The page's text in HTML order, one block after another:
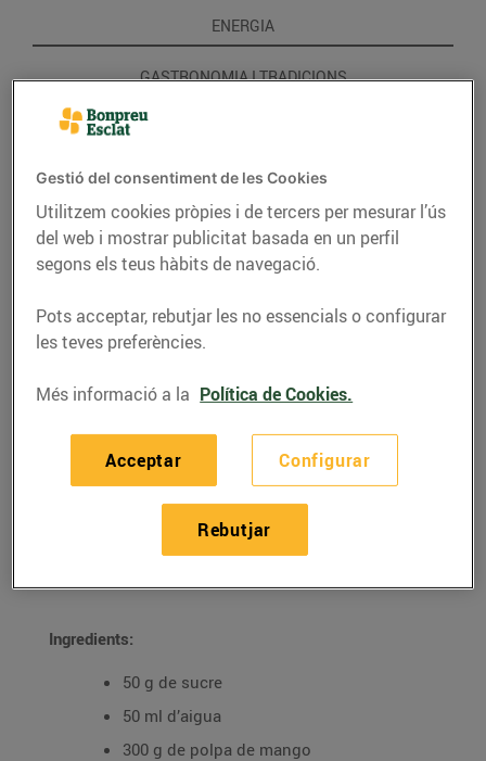
ENERGIA
GASTRONOMIA I TRADICIONS
RECEPTES
Polos de mango i
Ingredients:
50 g de sucre
50 ml d’aigua
300 g de polpa de mango
Gestió del consentiment de les Cookies
Utilitzem cookies pròpies i de tercers per mesurar l’ús
del web i mostrar publicitat basada en un perfil
segons els teus hàbits de navegació.
Pots acceptar, rebutjar les no essencials o configurar
les teves preferències.
Més informació a la Política de Cookies.
Configurar
Rebutjar
Acceptar